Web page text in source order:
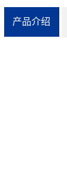
产品介绍